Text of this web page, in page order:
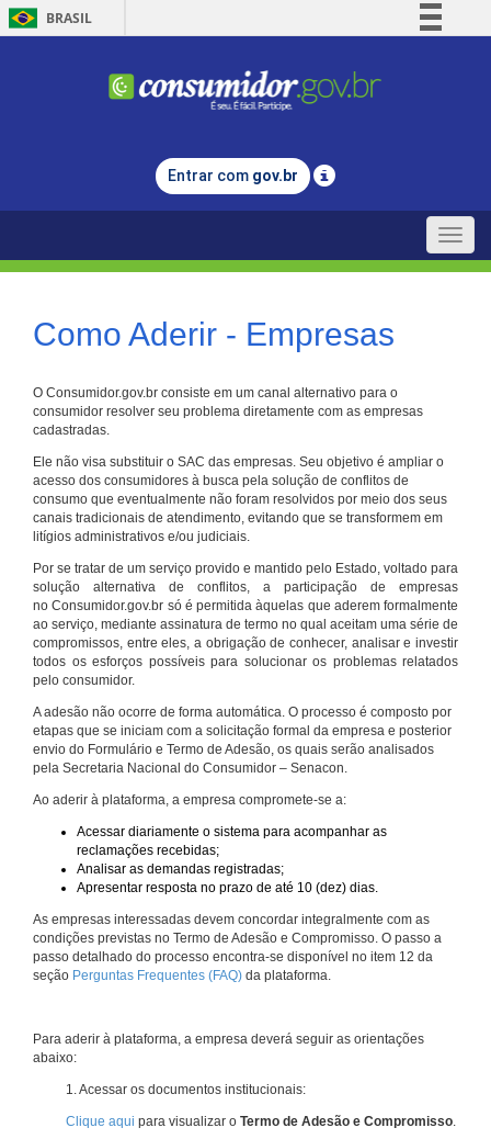
BRASIL
Comunica BR
Legislação
Entrar com gov.br
Toggle
Como Aderir - Empresas
O Consumidor.gov.br consiste em um canal alternativo para o
consumidor resolver seu problema diretamente com as empresas
cadastradas.
Ele não visa substituir o SAC das empresas. Seu objetivo é ampliar o
acesso dos consumidores à busca pela solução de conflitos de
consumo que eventualmente não foram resolvidos por meio dos seus
canais tradicionais de atendimento, evitando que se transformem em
litígios administrativos e/ou judiciais.
Por se tratar de um serviço provido e mantido pelo Estado, voltado para
solução alternativa de conflitos, a participação de empresas
no Consumidor.gov.br só é permitida àquelas que aderem formalmente
ao serviço, mediante assinatura de termo no qual aceitam uma série de
compromissos, entre eles, a obrigação de conhecer, analisar e investir
todos os esforços possíveis para solucionar os problemas relatados
pelo consumidor.
A adesão não ocorre de forma automática. O processo é composto por
etapas que se iniciam com a solicitação formal da empresa e posterior
envio do Formulário e Termo de Adesão, os quais serão analisados
pela Secretaria Nacional do Consumidor – Senacon.
Ao aderir à plataforma, a empresa compromete-se a:
Acessar diariamente o sistema para acompanhar as
reclamações recebidas;
Analisar as demandas registradas;
Apresentar resposta no prazo de até 10 (dez) dias.
As empresas interessadas devem concordar integralmente com as
condições previstas no Termo de Adesão e Compromisso. O passo a
passo detalhado do processo encontra-se disponível no item 12 da
seção Perguntas Frequentes (FAQ) da plataforma.
Para aderir à plataforma, a empresa deverá seguir as orientações
abaixo:
1. Acessar os documentos institucionais:
Clique aqui para visualizar o Termo de Adesão e Compromisso.